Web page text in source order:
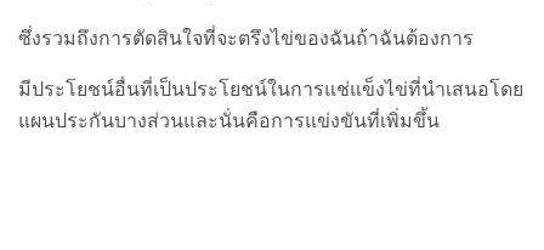
ซึ่งรวมถึงการตัดสินใจที่จะตรึงไข่ของฉันถ้าฉันต้องการ
มีประโยชน์อื่นที่เป็นประโยชน์ในการแช่แข็งไข่ที่นำเสนอโดย
แผนประกันบางส่วนและนั่นคือการแข่งขันที่เพิ่มขึ้น